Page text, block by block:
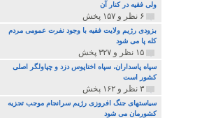
ولی فقیه در کنار آن
۶ نظر و ۱۵۷ پخش
بزودی رژیم ولایت فقیه با وجود نفرت عمومی مردم
کله پا می شود
۱۵ نظر و ۳۲۷ پخش
سپاه پاسداران، سپاه اختاپوس دزد و چپاولگر اصلی
کشور است
۳ نظر و ۱۶۲ پخش
سیاستهای جنگ افروزی رژیم سرانجام موجب تجزیه
کشورمان می شود